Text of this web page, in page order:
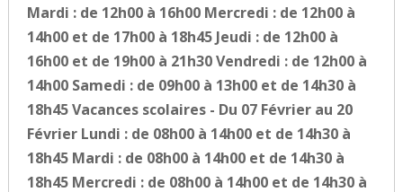
Mardi : de 12h00 à 16h00 Mercredi : de 12h00 à
14h00 et de 17h00 à 18h45 Jeudi : de 12h00 à
16h00 et de 19h00 à 21h30 Vendredi : de 12h00 à
14h00 Samedi : de 09h00 à 13h00 et de 14h30 à
18h45 Vacances scolaires - Du 07 Février au 20
Février Lundi : de 08h00 à 14h00 et de 14h30 à
18h45 Mardi : de 08h00 à 14h00 et de 14h30 à
18h45 Mercredi : de 08h00 à 14h00 et de 14h30 à